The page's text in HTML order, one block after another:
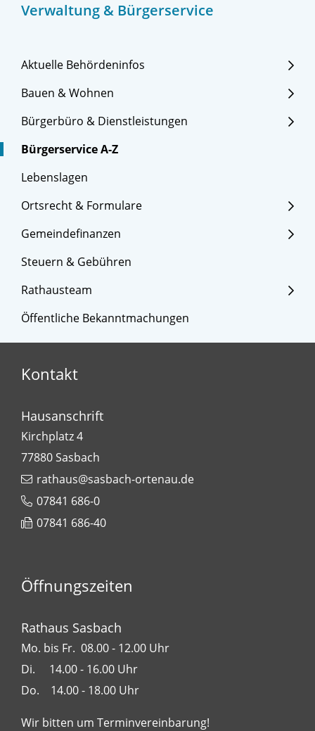
Verwaltung & Bürgerservice
Aktuelle Behördeninfos
Bauen & Wohnen
Bürgerbüro & Dienstleistungen
Bürgerservice A-Z
Lebenslagen
Ortsrecht & Formulare
Gemeindefinanzen
Steuern & Gebühren
Rathausteam
Öffentliche Bekanntmachungen
Kontakt
Hausanschrift
Kirchplatz 4
77880Sasbach
rathaus@sasbach-ortenau.de
07841 686-0
07841 686-40
Öffnungszeiten
Rathaus Sasbach
Mo. bis Fr. 08.00 - 12.00 Uhr
Di. 14.00 - 16.00 Uhr
Do. 14.00 - 18.00 Uhr
Wir bitten um Terminvereinbarung!